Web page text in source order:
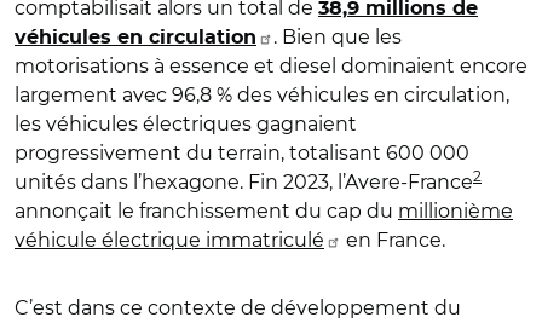
comptabilisait alors un total de ​ 38,9 millions de
véhicules en circulation
. Bien que les
motorisations à essence et diesel dominaient encore
largement avec 96,8 % des véhicules en circulation,
les véhicules électriques gagnaient
progressivement du terrain, totalisant 600 000
unités dans l’hexagone. Fin 2023, l’Avere-France2
annonçait le franchissement du cap du ​​ millionième
véhicule électrique immatriculé
en France.
C’est dans ce contexte de développement du